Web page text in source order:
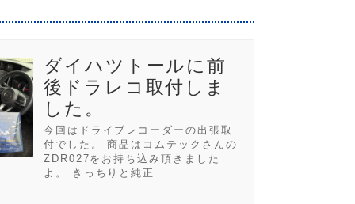
ダイハツトールに前
後ドラレコ取付しま
した。
今回はドライブレコーダーの出張取
付でした。 商品はコムテックさんの
ZDR027をお持ち込み頂きました
よ。 きっちりと純正 …